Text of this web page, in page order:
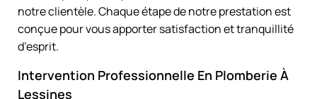
notre clientèle. Chaque étape de notre prestation est
conçue pour vous apporter satisfaction et tranquillité
d’esprit.
Intervention Professionnelle En Plomberie À
Lessines